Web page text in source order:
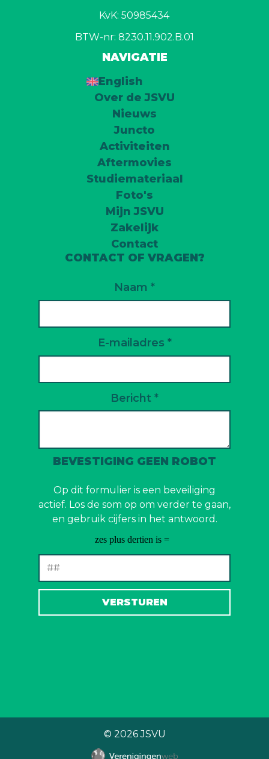
KvK: 50985434
BTW-nr: 8230.11.902.B.01
NAVIGATIE
English
Over de JSVU
Nieuws
Juncto
Activiteiten
Aftermovies
Studiemateriaal
Foto's
Mijn JSVU
Zakelijk
Contact
CONTACT OF VRAGEN?
Naam *
E-mailadres *
Bericht *
BEVESTIGING GEEN ROBOT
Op dit formulier is een beveiliging
actief. Los de som op om verder te gaan,
en gebruik cijfers in het antwoord.
© 2026JSVU